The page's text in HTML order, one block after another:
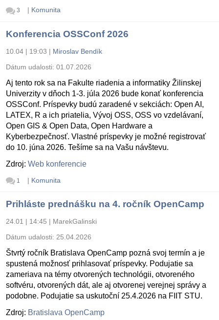
3 | Komunita
Konferencia OSSConf 2026
10.04 | 19:03 | Miroslav Bendík
Dátum udalosti: 01.07.2026
Aj tento rok sa na Fakulte riadenia a informatiky Žilinskej
Univerzity v dňoch 1-3. júla 2026 bude konať konferencia
OSSConf. Príspevky budú zaradené v sekciách: Open AI,
LATEX, R a ich priatelia, Vývoj OSS, OSS vo vzdelávaní,
Open GIS & Open Data, Open Hardware a
Kyberbezpečnosť. Vlastné príspevky je možné registrovať
do 10. júna 2026. Tešíme sa na Vašu návštevu.
Zdroj: Web konferencie
1 | Komunita
Prihláste prednášku na 4. ročník OpenCamp
24.01 | 14:45 | MarekGalinski
Dátum udalosti: 25.04.2026
Štvrtý ročník Bratislava OpenCamp pozná svoj termín a je
spustená možnosť prihlasovať príspevky. Podujatie sa
zameriava na témy otvorených technológii, otvoreného
softvéru, otvorených dát, ale aj otvorenej verejnej správy a
podobne. Podujatie sa uskutoční 25.4.2026 na FIIT STU.
Zdroj: Bratislava OpenCamp